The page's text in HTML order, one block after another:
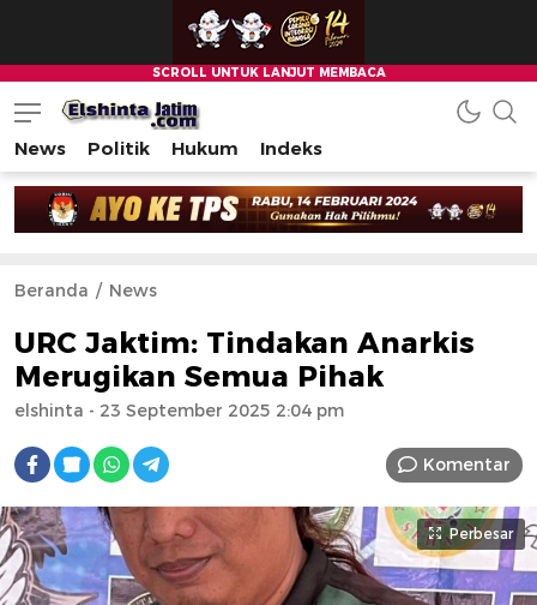
News Politik Hukum Indeks
Beranda News
URC Jaktim: Tindakan Anarkis
Merugikan Semua Pihak
elshinta - 23 September 2025 2:04 pm
Komentar
Perbesar